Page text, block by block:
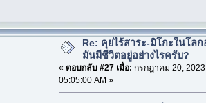
Re: คุยไร้สาระ-มิโกะในโลก
มันมีชีวิตอยู่อย่างไรครับ?
« ตอบกลับ #27 เมื่อ: กรกฎาคม 20,
05:05:00 AM »